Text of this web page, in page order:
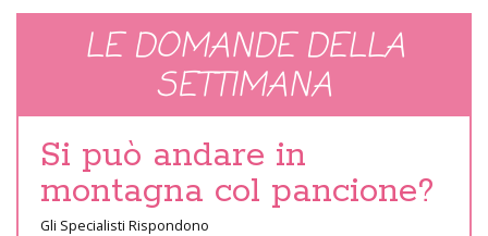
LE DOMANDE DELLA
SETTIMANA
Si può andare in
montagna col pancione?
Gli Specialisti Rispondono